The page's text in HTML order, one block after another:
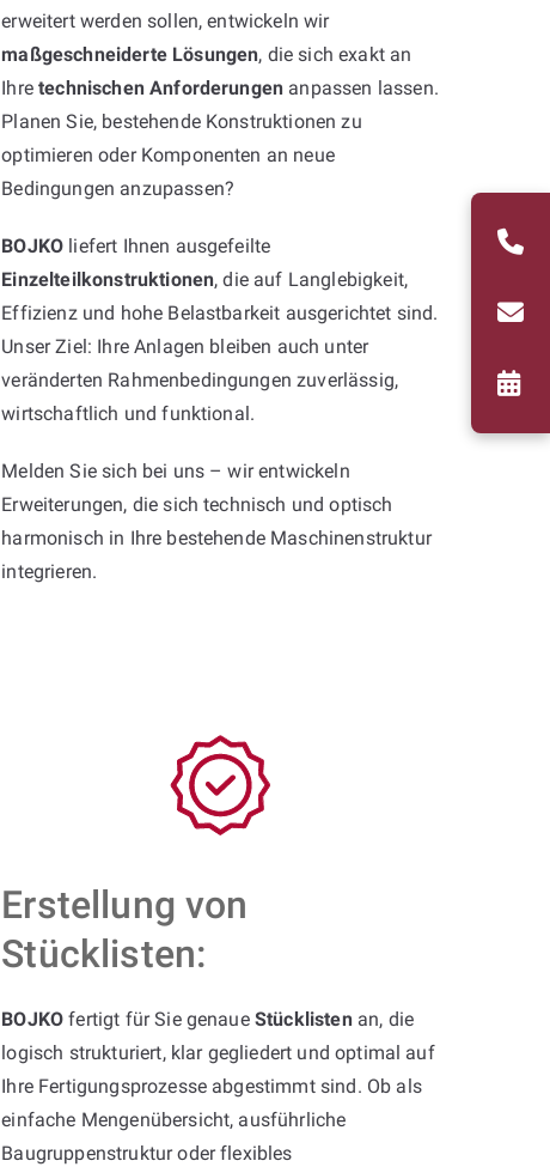
erweitert werden sollen, entwickeln wir
maßgeschneiderte Lösungen, die sich exakt an
Ihretechnischen Anforderungen anpassen lassen.
Planen Sie, bestehende Konstruktionen zu
optimieren oder Komponenten an neue
Bedingungen anzupassen?
BOJKO liefert Ihnen ausgefeilte
Einzelteilkonstruktionen, die auf Langlebigkeit,
Effizienz und hohe Belastbarkeit ausgerichtet sind.
Unser Ziel: Ihre Anlagen bleiben auch unter
veränderten Rahmenbedingungen zuverlässig,
wirtschaftlich und funktional.
Melden Sie sich bei uns – wir entwickeln
Erweiterungen, die sich technisch und optisch
harmonisch in Ihre bestehende Maschinenstruktur
integrieren.
Erstellung von
Stücklisten:
BOJKO fertigt für Sie genaue Stücklistenan, die
logisch strukturiert, klar gegliedert und optimal auf
Ihre Fertigungsprozesse abgestimmt sind. Ob als
einfache Mengenübersicht, ausführliche
Baugruppenstruktur oder flexibles